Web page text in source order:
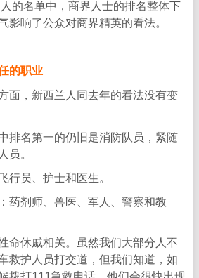
的名单中，商界人士的排名整体下
影响了公众对商界精英的看法。
的职业
面，新西兰人同去年的看法没有变
排名第一的仍旧是消防队员，紧随
。
行员、护士和医生。
药剂师、兽医、军人、警察和教
命休戚相关。虽然我们大部分人不
救护人员打交道，但我们知道，如